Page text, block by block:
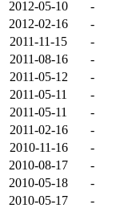
2012-05-10
-
2012-02-16
-
2011-11-15
-
2011-08-16
-
2011-05-12
-
2011-05-11
-
2011-05-11
-
2011-02-16
-
2010-11-16
-
2010-08-17
-
2010-05-18
-
2010-05-17
-